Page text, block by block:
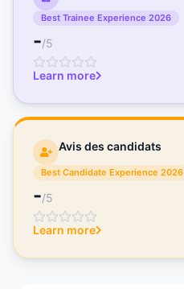
Best Trainee Experience 2026
-/5
Learn more
Avis des candidats
Best Candidate Experience 2026
-/5
Learn more